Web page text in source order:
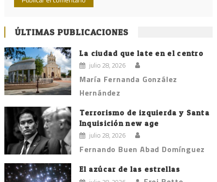
ÚLTIMAS PUBLICACIONES
La ciudad que late en el centro
julio 28, 2026
María Fernanda González
Hernández
Terrorismo de izquierda y Santa
Inquisición new age
julio 28, 2026
Fernando Buen Abad Domínguez
El azúcar de las estrellas